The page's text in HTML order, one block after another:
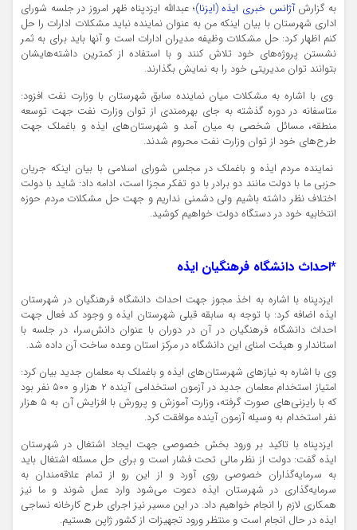
به گزارشآژانس خبری ایذه (ایزنا)؛ عبدالله ایزدپناه ظهر امروز در جلسه شورای
اداری شهرستان با بیان اینکه من به عنوان نماینده نباید مشکلات ادارات را حل
کنم اظهار کرد: حل مشکلات وظیفه مدیران ادارات است و آنها باید برای به ثمر
نشستن پروژه‌های خود تلاش کنند و با استفاده از کمترین داشته‌هایشان
بتوانند توان مدیریتی خود را به نمایش بگذارند.
وی با اشاره به مشکلات میان نماینده سابق شهرستان با وزارت نفت افزود:
متاسفانه در دوره گذشته به جای بهره‌مندی از توان وزارت نفت جهت توسعه
منطقه، مسائل شخصی به میان آمد و شهرستان‌های ایذه و باغملک جهت
طرح‌های خود از توان وزارت نفت محروم شدند.
نماینده مردم ایذه و باغملک در مجلس شورای اسلامی با بیان اینکه جریان
حزبی ما با دولت مانند دو برادر با دو تفکر مجزا است، ادامه داد: شاید با دولت
اختلاف‌ نظر داشته باشیم ولی دشمنی نداریم و جهت حل مشکلات مردم حوزه
انتخابیه خود در دستگاه دولت خواهیم کوشید.
*احداث دانشگاه فرهنگیان ایذه
ایزدپناه با اشاره به اخذ مجوز جهت احداث دانشگاه فرهنگیان در شهرستان
ایذه اضافه کرد: با توجه به سابقه قبلی شهرستان ایذه و وجود کد فعال جهت
احداث دانشگاه فرهنگیان در آن در دوران با عنوان دانش‌سرا، در جلسه با
استاندار و هیئت امنای این دانشگاه در مرکز استان وعده ساخت آن داده شد.
وی با اشاره به نیازهای شهرستان‌های ایذه و باغملک به معلمان جدید بیان کرد:
امتیاز استخدام معلمان جدید در آزمون استخدامی آینده ۲ هزار و ۵۰۰ نفر بود
که با رایزنی‌های صورت گرفته، وزارت آموزش و پرورش با افزایش آن به ۵ هزار
نفر استخدام به وسیله آزمون آینده موافقت کرد.
ایزدپناه با تاکید بر ورود بخش خصوصی جهت ایجاد اشتغال در شهرستان
ایذه گفت: دولت از نظر مالی تحت فشار است و برای حل مسئله اشتغال باید
به سرمایه‌گذاران خصوصی روی آورد و از این رو از تمام علاقه‌مندان به
سرمایه‌گذاری در شهرستان ایذه دعوت می‌شود وارد عمل شوند و ما نیز
همکاری لازم را انجام خواهیم داد. در این مسیر نیز اجرای طرح کارخانه نساجی
ایذه در حال انجام است و منتظر ورود تجهیزات از کشور ژاپن هستیم.